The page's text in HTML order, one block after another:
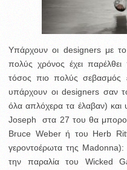
Υπάρχουν οι designers με
πολύς χρόνος έχει
τόσος πιο πολύς σεβασμός
υπάρχουν οι designers σαν
όλα απλόχερα τα έλαβαν) και
Joseph στα 27 του θα
Bruce Weber ή του Herb
γεροντοέρωτα της Madonna):
την παραλία του Wicked